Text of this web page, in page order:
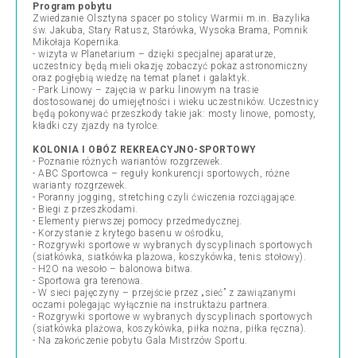
Program pobytu
Zwiedzanie Olsztyna spacer po stolicy Warmii m.in. Bazylika
św. Jakuba, Stary Ratusz, Starówka, Wysoka Brama, Pomnik
Mikołaja Kopernika.
- wizyta w Planetarium – dzięki specjalnej aparaturze,
uczestnicy będą mieli okazję zobaczyć pokaz astronomiczny
oraz pogłębią wiedzę na temat planet i galaktyk.
- Park Linowy – zajęcia w parku linowym na trasie
dostosowanej do umiejętności i wieku uczestników. Uczestnicy
będą pokonywać przeszkody takie jak: mosty linowe, pomosty,
kładki czy zjazdy na tyrolce.
KOLONIA I OBÓZ REKREACYJNO-SPORTOWY
- Poznanie różnych wariantów rozgrzewek.
- ABC Sportowca – reguły konkurencji sportowych, różne
warianty rozgrzewek.
- Poranny jogging, stretching czyli ćwiczenia rozciągające.
- Biegi z przeszkodami.
- Elementy pierwszej pomocy przedmedycznej.
- Korzystanie z krytego basenu w ośrodku,
- Rozgrywki sportowe w wybranych dyscyplinach sportowych
(siatkówka, siatkówka plażowa, koszykówka, tenis stołowy).
- H2O na wesoło – balonowa bitwa.
- Sportowa gra terenowa.
- W sieci pajęczyny – przejście przez „sieć” z zawiązanymi
oczami polegając wyłącznie na instruktażu partnera.
- Rozgrywki sportowe w wybranych dyscyplinach sportowych
(siatkówka plażowa, koszykówka, piłka nożna, piłka ręczna).
- Na zakończenie pobytu Gala Mistrzów Sportu.